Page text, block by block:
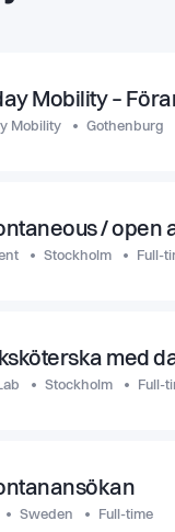
Mobility –
Mobility Gothenburg
/ open
Stockholm Full-
med
Stockholm Full-
Sweden Full-time